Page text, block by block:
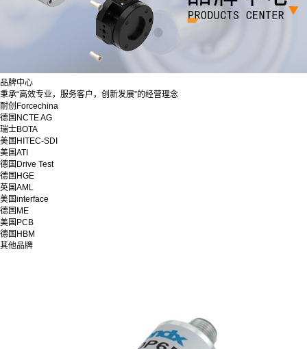
品牌中心
秉承“高效专业，服务客户，创新发展”的经营理念
耐创Forcechina
德国NCTE AG
瑞士BOTA
美国HITEC-SDI
美国ATI
德国Drive Test
德国HGE
英国AML
美国interface
德国ME
美国PCB
德国HBM
其他品牌